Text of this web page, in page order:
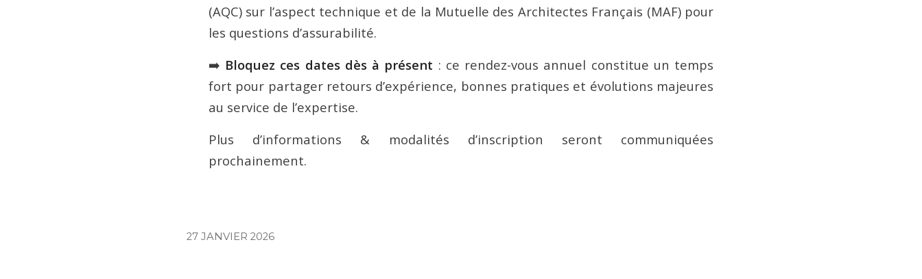
(AQC) sur l’aspect technique et de la Mutuelle des Architectes Français (MAF) pour
les questions d’assurabilité.
➡️ Bloquez ces dates dès à présent : ce rendez-vous annuel constitue un temps
fort pour partager retours d’expérience, bonnes pratiques et évolutions majeures
au service de l’expertise.
Plus d’informations & modalités d’inscription seront communiquées
prochainement.
27 JANVIER 2026